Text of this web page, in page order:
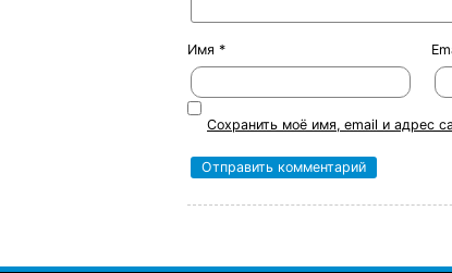
Имя *
Сохранить моё имя, email и адрес